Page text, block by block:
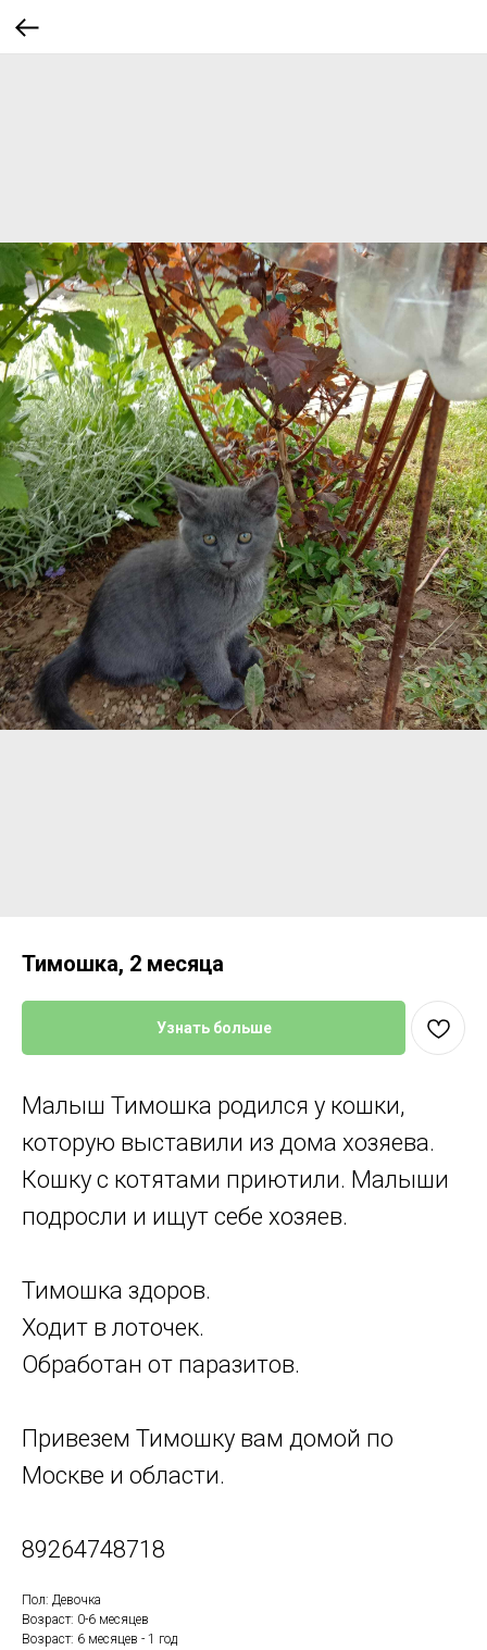
Тимошка, 2 месяца
Узнать больше
Малыш Тимошка родился у кошки,
которую выставили из дома хозяева.
Кошку с котятами приютили. Малыши
подросли и ищут себе хозяев.
Тимошка здоров.
Ходит в лоточек.
Обработан от паразитов.
Привезем Тимошку вам домой по
Москве и области.
89264748718
Пол: Девочка
Возраст: 0-6 месяцев
Возраст: 6 месяцев - 1 год